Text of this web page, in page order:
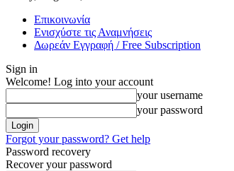
Επικοινωνία
Ενισχύστε τις Αναμνήσεις
Δωρεάν Εγγραφή / Free Subscription
Sign in
Welcome! Log into your account
your username
your password
Forgot your password? Get help
Password recovery
Recover your password